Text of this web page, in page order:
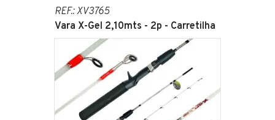
REF.: XV3765
Vara X-Gel 2,10mts - 2p - Carretilha